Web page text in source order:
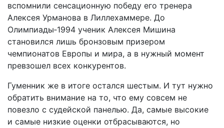
вспомнили сенсационную победу его тренера
Алексея Урманова в Лиллехаммере. До
Олимпиады‑1994 ученик Алексея Мишина
становился лишь бронзовым призером
чемпионатов Европы и мира, а в нужный момент
превзошел всех конкурентов.
Гуменник же в итоге остался шес­тым. И тут нужно
обратить внимание на то, что ему совсем не
повезло с судейской панелью. Да, самые высокие
и самые низкие оценки ­отбрасываются, но